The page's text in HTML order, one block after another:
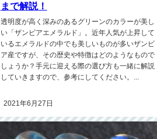
まで解説！
透明度が高く深みのあるグリーンのカラーが美し
い「ザンビアエメラルド」。近年人気が上昇して
いるエメラルドの中でも美しいものが多いザンビ
ア産ですが、その歴史や特徴はどのようなもので
しょうか？手元に迎える際の選び方も一緒に解説
していきますので、参考にしてください。...
2021年6月27日